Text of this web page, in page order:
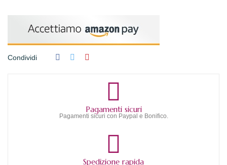
Condividi
Pagamenti sicuri
Pagamenti sicuri con Paypal e Bonifico.
Spedizione rapida